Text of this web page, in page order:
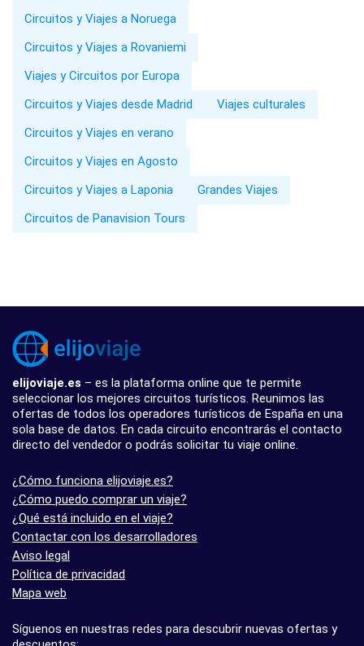
Circuitos y Viajes a Noruega
Circuitos y Viajes a Rovaniemi
Viajes y Circuitos por Europa
Circuitos y Viajes desde Madrid
Viajes culturales
Circuitos y Viajes en verano
Circuitos y Viajes en Agosto
Circuitos y Viajes a Laponia
Grandes Viajes
Circuitos de Panavision Tours
elijoviaje.es – es la plataforma online que te permite
seleccionar los mejores circuitos turísticos. Reunimos las
ofertas de todos los operadores turísticos de España en una
sola base de datos. En cada circuito encontrarás el contacto
directo del vendedor o podrás solicitar tu viaje online.
¿Cómo funciona elijoviaje.es?
¿Cómo puedo comprar un viaje?
¿Qué está incluido en el viaje?
Contactar con los desarrolladores
Aviso legal
Política de privacidad
Mapa web
Síguenos en nuestras redes para descubrir nuevas ofertas y